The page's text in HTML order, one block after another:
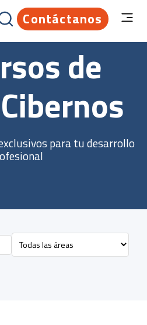
Contáctanos
de
para tu desarrollo